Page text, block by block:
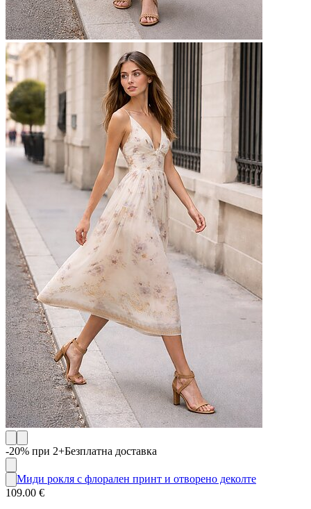
-20% при 2+Безплатна доставка
Миди рокля с флорален принт и отворено деколте
109.00 €